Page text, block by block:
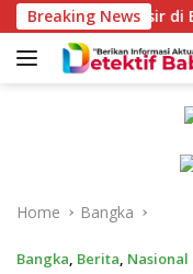
Skip
to
content
Breaking News
Pasir di Bukit Mangkol
Home Bangka
Bangka Berita Nasional